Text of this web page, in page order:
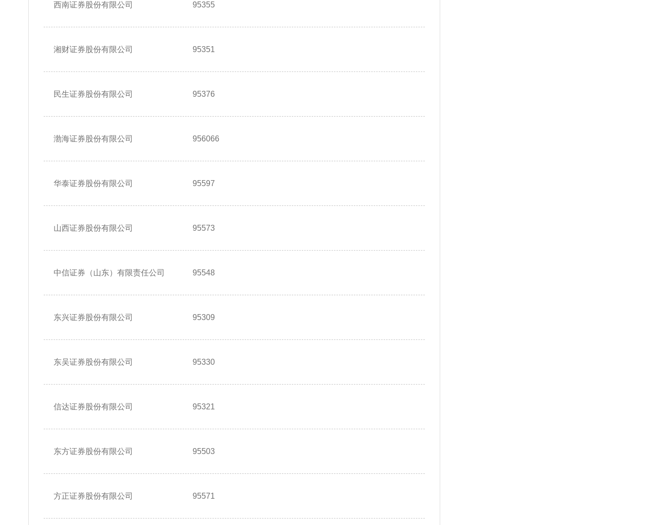
西南证券股份有限公司 95355
湘财证券股份有限公司 95351
民生证券股份有限公司 95376
渤海证券股份有限公司 956066
华泰证券股份有限公司 95597
山西证券股份有限公司 95573
中信证券（山东）有限责任公司 95548
东兴证券股份有限公司 95309
东吴证券股份有限公司 95330
信达证券股份有限公司 95321
东方证券股份有限公司 95503
方正证券股份有限公司 95571